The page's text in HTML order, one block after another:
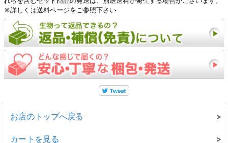
す。自然で生まれた美しさと、ロマンを感じさせてくれるの
が特徴です。
滅多に輸入されない種類や産地をコレクション、系統維持を
する楽しみもあります。
ブリード個体 ‐ 人の手により繁殖された個体で、珍し
い種の系統維持や色彩を美しくする改良など、その目的は
色々です。
殆ど違い無いことも多いです。
一般的にワイルド個体に比べて採集、輸送時のストレスが少
ないことと、水槽の水に慣れている分、
ワイルド個体よりも飼育が容易とされます。 初めてアピス
トグラマをされる方には特にお薦めです。
※詳しくは送料ページをご参照下さい
お店のトップへ戻る
カートを見る